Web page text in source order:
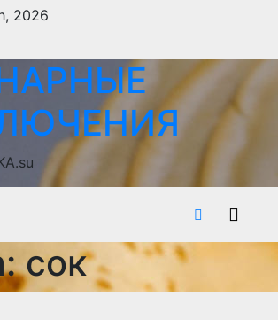
2026
сок